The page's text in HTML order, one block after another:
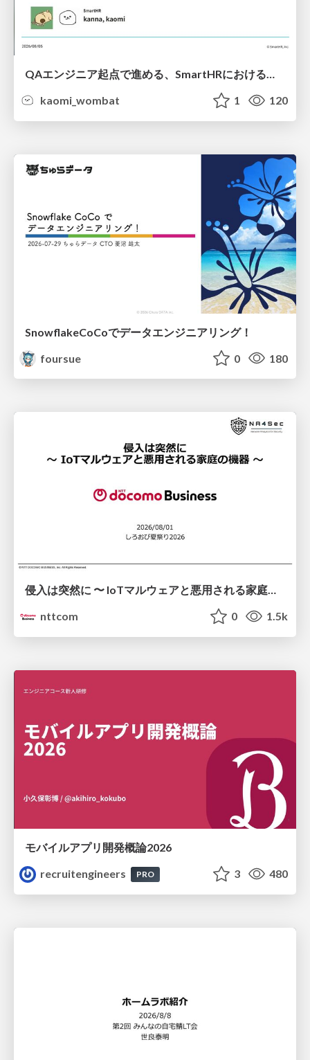
QAエンジニア起点で進める、SmartHRにおける信頼性向上について
kaomi_wombat
1 120
SnowflakeCoCoでデータエンジニアリング！
foursue
0 180
侵入は突然に 〜 IoTマルウェアと悪用される家庭の機器 ～ / When Intrusion Strikes: IoT Malware and the Abuse of Home Devices
nttcom
0 1.5k
モバイルアプリ開発概論2026
recruitengineers
PRO 3 480